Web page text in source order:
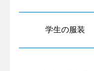
学生の服装